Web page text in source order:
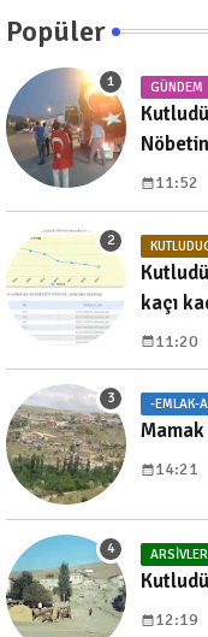
Popüler
GÜNDEM
11:52
kaçı
11:20
-EMLAK-
Mamak
14:21
ARSIVLER
12:19